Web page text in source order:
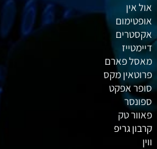
אול אין
אופטימום
אקסטרים
דיימטייז
מאסל פארם
פרוטאין מקס
סופר אפקט
ספונסר
פאוור טק
קרבון גריפ
ווין